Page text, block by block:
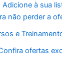
Adicione à sua
não perder a
e
ofertas